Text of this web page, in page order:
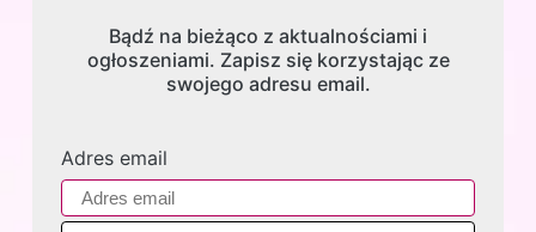
Bądź na bieżąco z aktualnościami i
ogłoszeniami. Zapisz się korzystając ze
swojego adresu email.
Adres email